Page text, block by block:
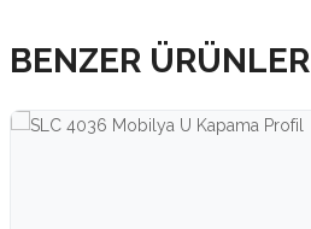
BENZER ÜRÜNLER